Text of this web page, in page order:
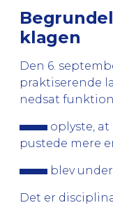
klagen
Den 6.
praktiserende
nedsat
oplyste,
pustede mere
blev
Det er